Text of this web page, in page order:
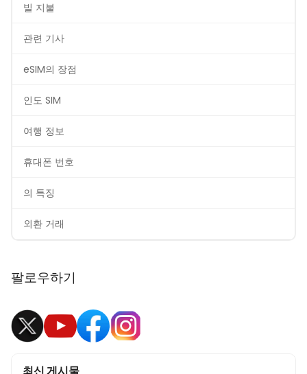
빌 지불
관련 기사
eSIM의 장점
인도 SIM
여행 정보
휴대폰 번호
의 특징
외환 거래
팔로우하기
최신 게시물